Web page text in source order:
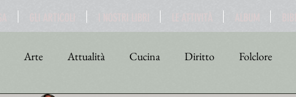
Arte Attualità Cucina Diritto Folclore